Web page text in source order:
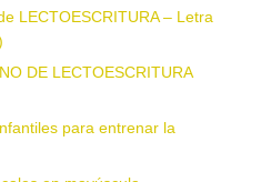
LECTOESCRITURA – Letra
DE LECTOESCRITURA
para entrenar la